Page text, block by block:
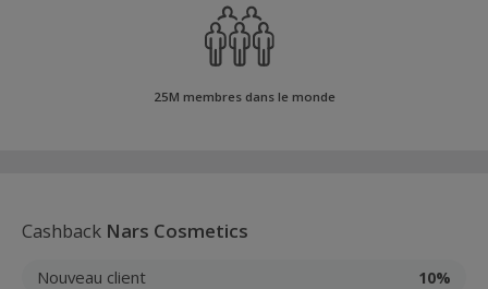
25M membres dans le monde
Cashback Nars Cosmetics
Nouveau client 10%